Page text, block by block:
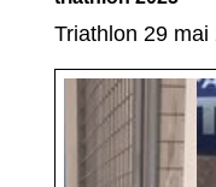
Triathlon 29 mai